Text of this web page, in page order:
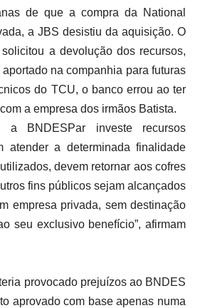
de que a compra da National
a JBS desistiu da aquisição. O
a devolução dos recursos,
na companhia para futuras
do TCU, o banco errou ao ter
a empresa dos irmãos Batista.
a BNDESPar investe recursos
atender a determinada finalidade
devem retornar aos cofres
fins públicos sejam alcançados
empresa privada, sem destinação
seu exclusivo benefício”, afirmam
provocado prejuízos ao BNDES
aprovado com base apenas numa